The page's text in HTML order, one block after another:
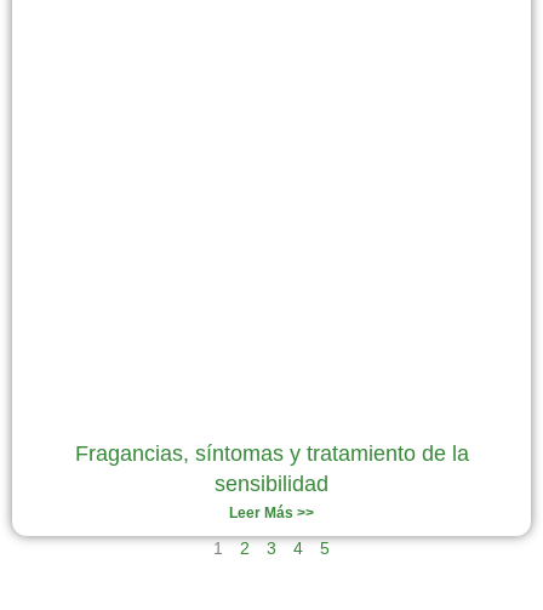
Fragancias, síntomas y tratamiento de la
sensibilidad
Leer Más >>
1 2 3 4 5